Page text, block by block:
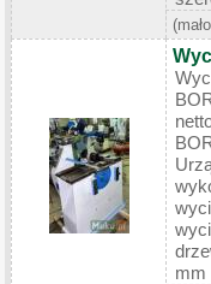
mm